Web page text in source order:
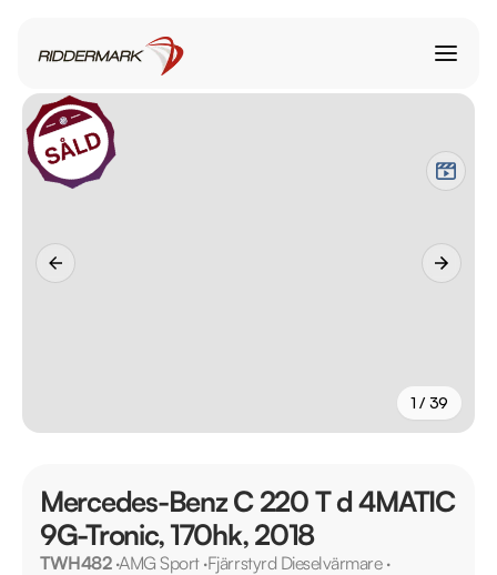
1 / 39
Mercedes-Benz C 220 T d 4MATIC
9G-Tronic, 170hk, 2018
TWH482·AMG Sport·Fjärrstyrd Dieselvärmare·